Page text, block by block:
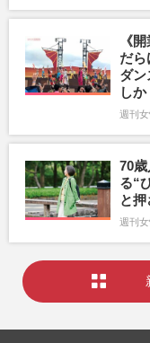
《
だ
ダ
しか
週刊
70
る“
と押
週刊